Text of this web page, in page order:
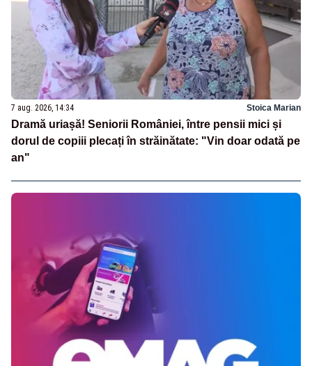
7 aug. 2026, 14:34 Stoica Marian
Dramă uriașă! Seniorii României, între pensii mici și
dorul de copiii plecați în străinătate: "Vin doar odată pe
an"